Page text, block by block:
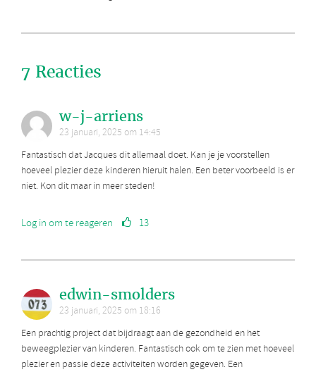
7 Reacties
w-j-arriens
23 januari, 2025 om 14:45
Fantastisch dat Jacques dit allemaal doet. Kan je je voorstellen
hoeveel plezier deze kinderen hieruit halen. Een beter voorbeeld is er
niet. Kon dit maar in meer steden!
Log in om te reageren 13
edwin-smolders
23 januari, 2025 om 18:16
Een prachtig project dat bijdraagt aan de gezondheid en het
beweegplezier van kinderen. Fantastisch ook om te zien met hoeveel
plezier en passie deze activiteiten worden gegeven. Een